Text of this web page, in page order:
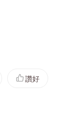
讚好